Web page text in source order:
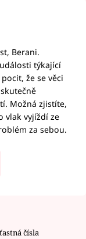
Berani.
týkající
že se věci
Možná zjistíte,
vlak vyjíždí ze
za sebou.
čísla